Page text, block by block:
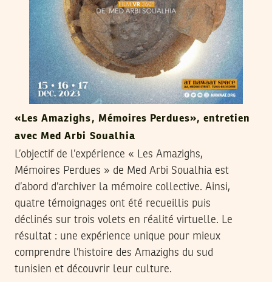
«Les Amazighs, Mémoires Perdues», entretien
avec Med Arbi Soualhia
L’objectif de l’expérience « Les Amazighs,
Mémoires Perdues » de Med Arbi Soualhia est
d’abord d’archiver la mémoire collective. Ainsi,
quatre témoignages ont été recueillis puis
déclinés sur trois volets en réalité virtuelle. Le
résultat : une expérience unique pour mieux
comprendre l’histoire des Amazighs du sud
tunisien et découvrir leur culture.